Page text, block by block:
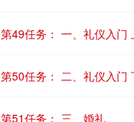
第49任务： 一、礼仪入门
第50任务： 二、礼仪入门
第51任务： 三、婚礼